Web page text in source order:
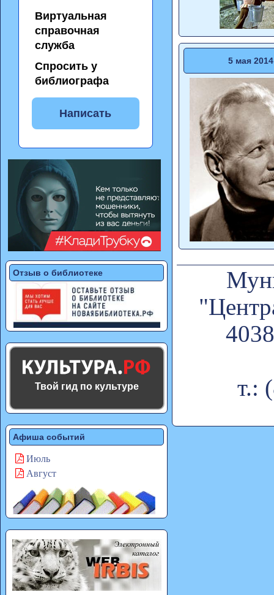
Виртуальная
справочная
служба
Спросить у
библиографа
Написать
Отзыв о библиотеке
Твой гид по культуре
Афиша событий
Июль
Август
5 мая 2014
т.: